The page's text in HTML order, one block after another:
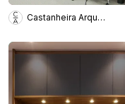
Castanheira Arquitetura